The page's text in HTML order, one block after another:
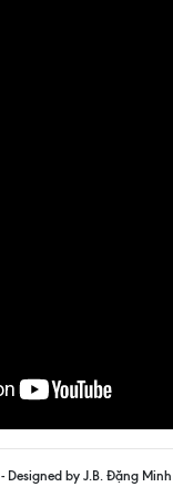
Designed by J.B. Đặng